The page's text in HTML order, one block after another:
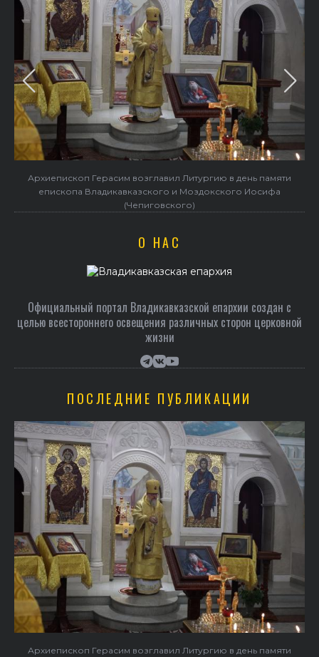
Архиепископ Герасим возглавил Литургию в день памяти
епископа Владикавказского и Моздокского Иосифа
(Чепиговского)
О НАС
Официальный портал Владикавказской епархии создан c
целью всестороннего освещения различных сторон церковной
жизни
ПОСЛЕДНИЕ ПУБЛИКАЦИИ
Архиепископ Герасим возглавил Литургию в день памяти